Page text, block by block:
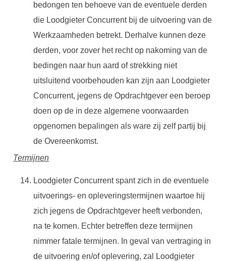
bedongen ten behoeve van de eventuele derden
die Loodgieter Concurrent bij de uitvoering van de
Werkzaamheden betrekt. Derhalve kunnen deze
derden, voor zover het recht op nakoming van de
bedingen naar hun aard of strekking niet
uitsluitend voorbehouden kan zijn aan Loodgieter
Concurrent, jegens de Opdrachtgever een beroep
doen op de in deze algemene voorwaarden
opgenomen bepalingen als ware zij zelf partij bij
de Overeenkomst.
Termijnen
Loodgieter Concurrent spant zich in de eventuele
uitvoerings- en opleveringstermijnen waartoe hij
zich jegens de Opdrachtgever heeft verbonden,
na te komen. Echter betreffen deze termijnen
nimmer fatale termijnen. In geval van vertraging in
de uitvoering en/of oplevering, zal Loodgieter